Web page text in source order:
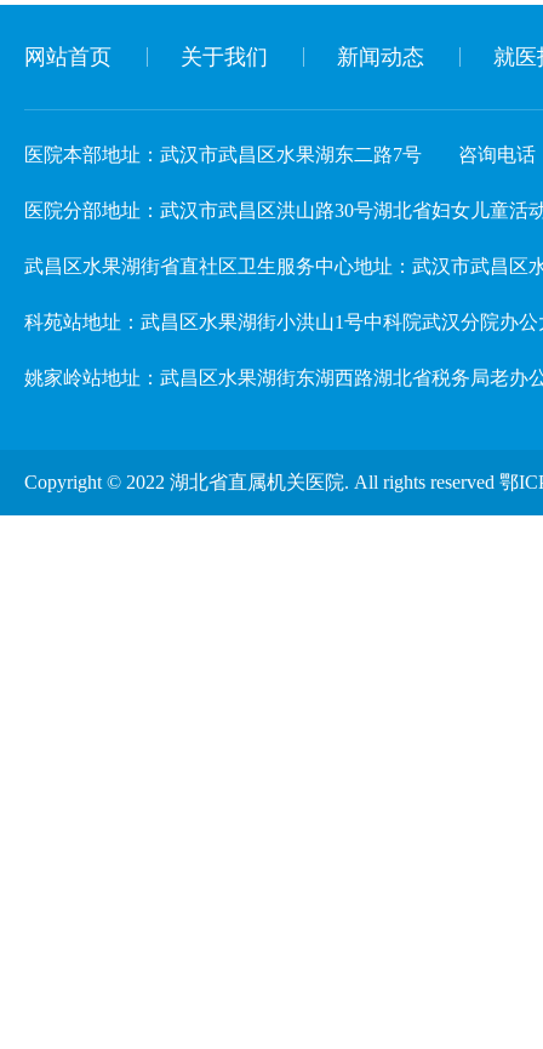
网站首页 关于我们 新闻动态 就医
医院本部地址：武汉市武昌区水果湖东二路7号 咨询电话
医院分部地址：武汉市武昌区洪山路30号湖北省妇女儿童
武昌区水果湖街省直社区卫生服务中心地址：武汉市武昌区
科苑站地址：武昌区水果湖街小洪山1号中科院武汉分院办
姚家岭站地址：武昌区水果湖街东湖西路湖北省税务局老办
Copyright © 2022 湖北省直属机关医院. All rights reserved 鄂